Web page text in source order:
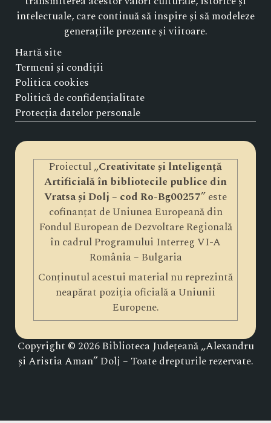
intelectuale, care continuă să inspire și să modeleze
generațiile prezente și viitoare.
Hartă site
Termeni și condiții
Politica cookies
Politică de confidențialitate
Protecția datelor personale
Proiectul „Creativitate și lnteligență
Artificială în bibliotecile publice din
Vratsa și Dolj – cod Ro-Bg00257” este
cofinanțat de Uniunea Europeană din
Fondul European de Dezvoltare Regională
în cadrul Programului Interreg VI-A
România – Bulgaria
Conținutul acestui material nu reprezintă
neapărat poziția oficială a Uniunii
Europene.
Copyright © 2026 Biblioteca Județeană „Alexandru
și Aristia Aman” Dolj – Toate drepturile rezervate.